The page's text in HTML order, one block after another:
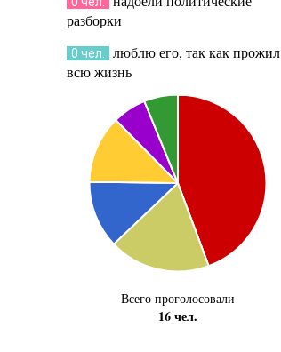
разборки
0 чел.
люблю его, так как прожил
всю жизнь
Всего проголосовали
16 чел.